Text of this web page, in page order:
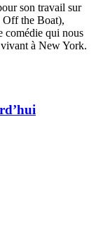
son travail sur
Off the Boat),
comédie qui nous
à New York.